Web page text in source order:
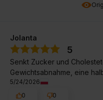
Jolanta
5
Senkt Zucker und
Gewichtsabnahme, eine
5/24/2026
0
0